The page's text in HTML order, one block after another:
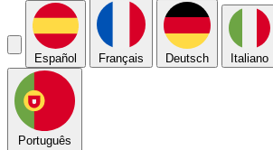
Español Français Deutsch Italiano
Português